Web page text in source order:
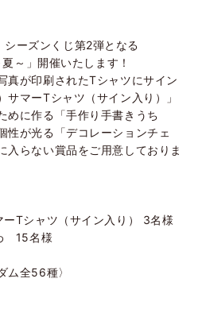
ーズンくじ第2弾となる
～」開催いたします！
真が印刷されたTシャツにサイン
サマーTシャツ（サイン入り）」
めに作る「手作り手書きうち
性が光る「デコレーションチェ
入らない賞品をご用意しておりま
Tシャツ（サイン入り） 3名様
15名様
ム全56種〉